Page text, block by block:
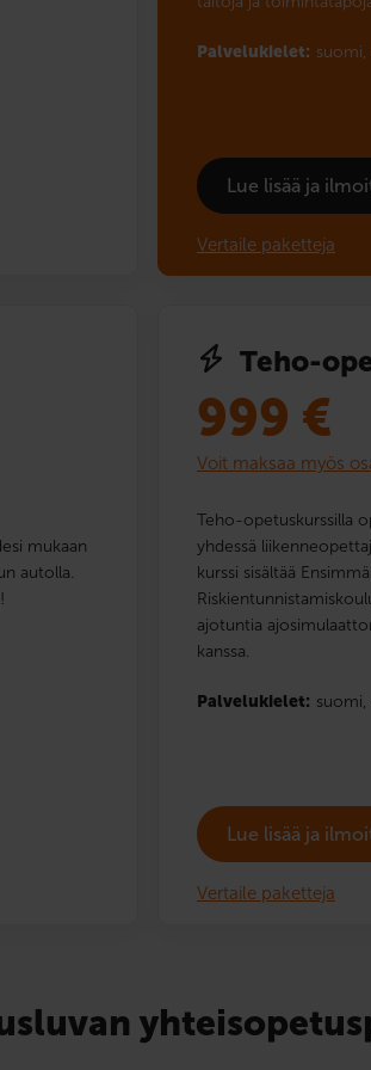
Palvelukielet: suomi,
Lue lisää ja
Vertaile paketteja
mukaan
autolla.
Teho-
999 €
Voit maksaa myös
Teho-opetuskurssilla
yhdessä
kurssi sisältää
ajotuntia
kanssa.
Palvelukielet: suomi,
Lue lisää ja
Vertaile paketteja